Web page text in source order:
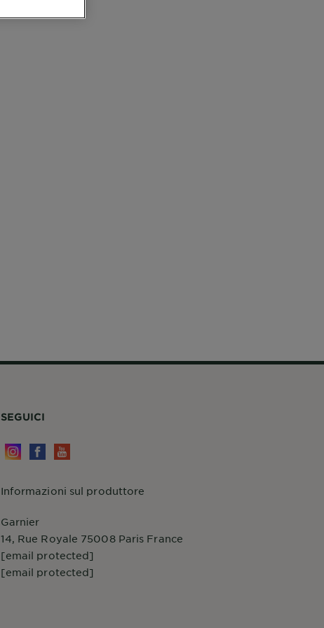
SEGUICI
Informazioni sul produttore
Garnier
14, Rue Royale 75008 Paris France
[email protected]
[email protected]